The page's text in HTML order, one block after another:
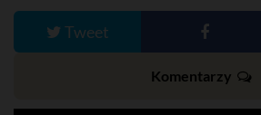
Tweet
Komentarzy